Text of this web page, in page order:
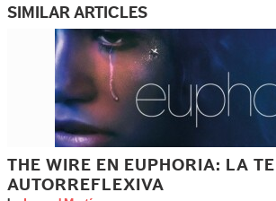
SIMILAR ARTICLES
THE WIRE EN EUPHORIA: LA
AUTORREFLEXIVA